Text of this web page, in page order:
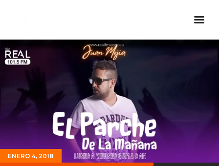
Inicio Real FM
Streaming
En Vivo
Descarga La APP
Programas
Noticias
Equipo
ENERO 4, 2018